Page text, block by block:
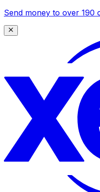
Send money to over 190